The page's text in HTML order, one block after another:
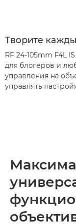
Творите
RF 24-105mm F4L
для блогеров и
управления на
управлять